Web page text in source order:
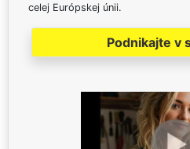
celej Európskej únii.
Podnikajte v